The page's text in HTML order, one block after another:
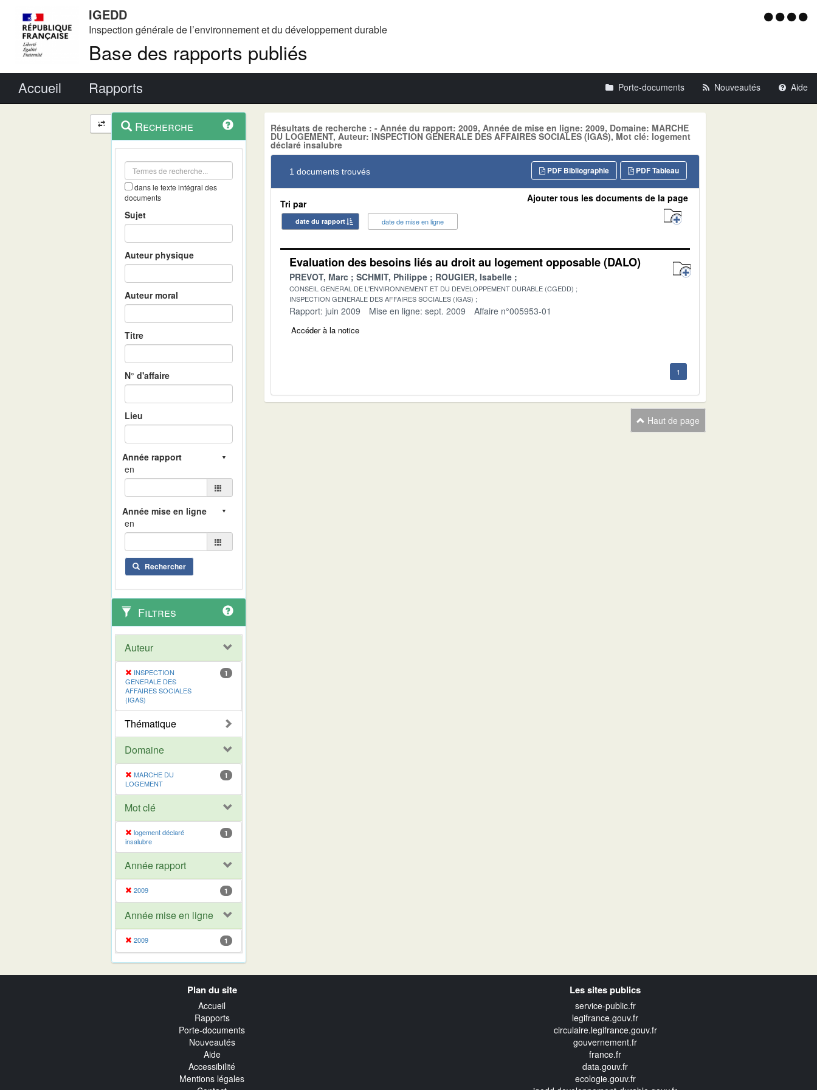
IGEDD
Inspection générale de l’environnement et du développement durable
Base des rapports publiés
Menu
Accueil Rapports Porte-documents Nouveautés Aide
Navigation
et
outils
contextuel
Recherche
dans le texte intégral des
documents
Sujet
Auteur physique
Auteur moral
Titre
N° d'affaire
Lieu
en
en
Rechercher
Filtres
Auteur
INSPECTION
GENERALE DES
AFFAIRES SOCIALES
(IGAS)
1
Thématique
Domaine
MARCHE DU
LOGEMENT
1
Mot clé
logement déclaré
insalubre
1
Année rapport
2009 1
Année mise en ligne
2009 1
Résultats de recherche : - Année du rapport: 2009, Année de mise en ligne: 2009, Domaine: MARCHE
DU LOGEMENT, Auteur: INSPECTION GENERALE DES AFFAIRES SOCIALES (IGAS), Mot clé: logement
déclaré insalubre
1 documents trouvés PDF Tableau
PDF Bibliographie
Tri par
date du rapport date de mise en ligne
Ajouter tous les documents de la page
Evaluation des besoins liés au droit au logement opposable (DALO)
PREVOT, Marc SCHMIT, Philippe ROUGIER, Isabelle
CONSEIL GENERAL DE L'ENVIRONNEMENT ET DU DEVELOPPEMENT DURABLE (CGEDD)
INSPECTION GENERALE DES AFFAIRES SOCIALES (IGAS)
Rapport: juin 2009 Mise en ligne: sept. 2009 Affaire n°005953-01
Accéder à la notice
1
Haut de page
Plan du site
Accueil
Rapports
Porte-documents
Nouveautés
Aide
Accessibilité
Mentions légales
Les sites publics
service-public.fr
legifrance.gouv.fr
circulaire.legifrance.gouv.fr
gouvernement.fr
france.fr
data.gouv.fr
ecologie.gouv.fr